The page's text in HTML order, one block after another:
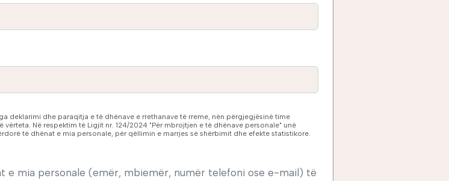
deklarimi dhe paraqitja e të dhënave e rrethanave të rreme, nën përgjegjësinë time
Në respektim të Ligjit nr. 124/2024 "Për mbrojtjen e të dhënave personale" unë
të dhënat e mia personale, për qëllimin e marrjes së shërbimit dhe efekte statistikore.
e mia personale (emër, mbiemër, numër telefoni ose e-mail) të